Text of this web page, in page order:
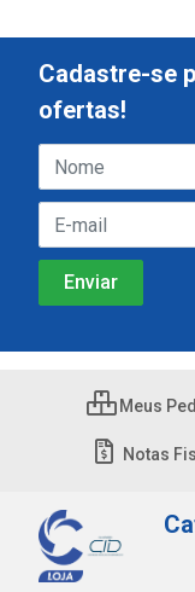
Cadastre-se
ofertas!
Meus
Notas